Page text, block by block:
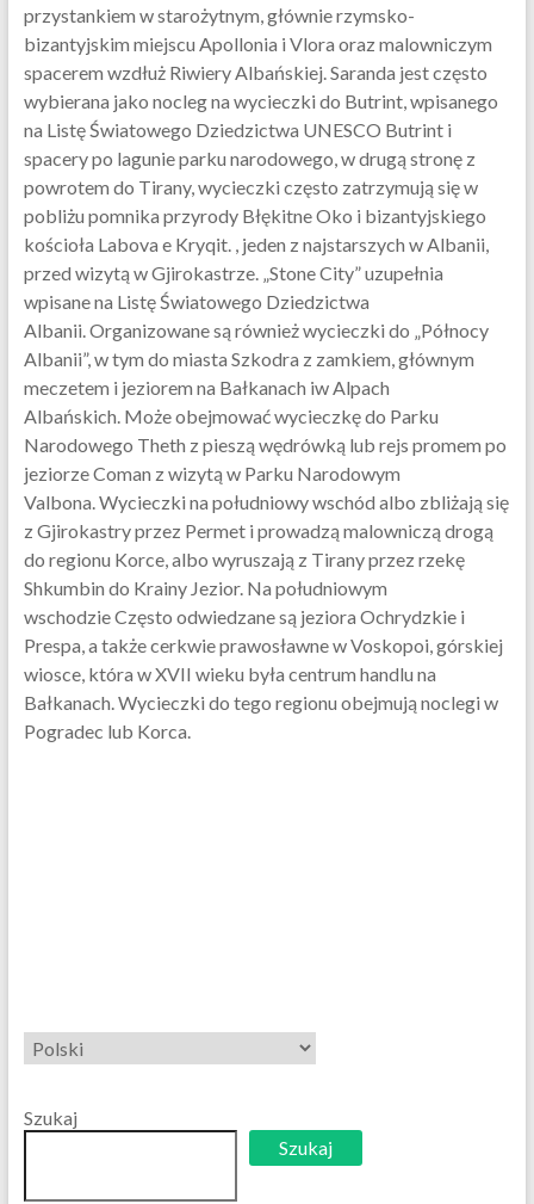
przystankiem w starożytnym, głównie rzymsko-
bizantyjskim miejscu Apollonia i Vlora oraz malowniczym
spacerem wzdłuż Riwiery Albańskiej. Saranda jest często
wybierana jako nocleg na wycieczki do Butrint, wpisanego
na Listę Światowego Dziedzictwa UNESCO Butrint i
spacery po lagunie parku narodowego, w drugą stronę z
powrotem do Tirany, wycieczki często zatrzymują się w
pobliżu pomnika przyrody Błękitne Oko i bizantyjskiego
kościoła Labova e Kryqit. , jeden z najstarszych w Albanii,
przed wizytą w Gjirokastrze. „Stone City” uzupełnia
wpisane na Listę Światowego Dziedzictwa
Albanii. Organizowane są również wycieczki do „Północy
Albanii”, w tym do miasta Szkodra z zamkiem, głównym
meczetem i jeziorem na Bałkanach iw Alpach
Albańskich. Może obejmować wycieczkę do Parku
Narodowego Theth z pieszą wędrówką lub rejs promem po
jeziorze Coman z wizytą w Parku Narodowym
Valbona. Wycieczki na południowy wschód albo zbliżają się
z Gjirokastry przez Permet i prowadzą malowniczą drogą
do regionu Korce, albo wyruszają z Tirany przez rzekę
Shkumbin do Krainy Jezior. Na południowym
wschodzie Często odwiedzane są jeziora Ochrydzkie i
Prespa, a także cerkwie prawosławne w Voskopoi, górskiej
wiosce, która w XVII wieku była centrum handlu na
Bałkanach. Wycieczki do tego regionu obejmują noclegi w
Pogradec lub Korca.
Wybierz
język
Szukaj
Szukaj